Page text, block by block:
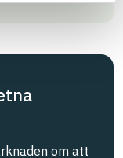
om att